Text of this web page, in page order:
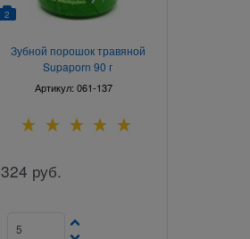
2
Зубной порошок травяной
Supaporn 90 г
Артикул: 061-137
324 руб.